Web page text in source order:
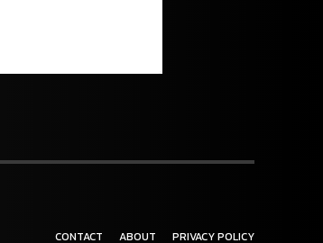
CONTACT ABOUT PRIVACY POLICY